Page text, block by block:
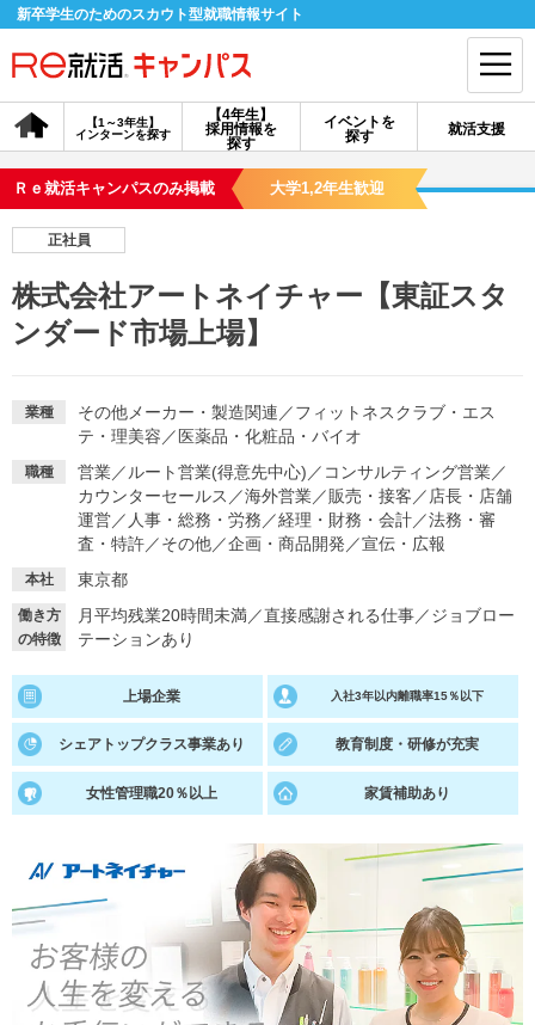
新卒学生のためのスカウト型就職情報サイト
【4年生】
採用情報を
探す
【1～3年生】
インターンを探す
イベントを
探す
就活支援
会員登録 ログイン
会員ID・パスワードを忘れた方はこちら
探す
【4年生】
【4年生】
イベントを探す スカウト
就活ノウハウ・サポート
就活支援
就活ノウハウが満載！ お役立ち記事・相談室など
あなたに合う仕事を診断！ 動画で対策講座をチェック
就活ニュースペーパー
就活時事ニュースを更新
よくある質問
不明点があればこちら
Ｒｅ就活キャンパスのみ掲載 大学1,2年生歓迎
正社員
株式会社アートネイチャー【東証スタ
ンダード市場上場】
業種 その他メーカー・製造関連 ／フィットネスクラブ・エス
テ・理美容 ／ 医薬品・化粧品・バイオ
職種 営業／ ルート営業(得意先中心) ／ コンサルティング営業／
カウンターセールス ／海外営業／販売・接客 ／ 店長・店舗
運営／ 人事・総務・労務 ／経理・財務・会計／法務・審
査・特許／その他／企画・商品開発 ／宣伝・広報
本社 東京都
働き方
の特徴
月平均残業20時間未満／直接感謝される仕事／ジョブロー
テーションあり
上場企業 入社3年以内離職率15％以下
シェアトップクラス事業あり 教育制度・研修が充実
女性管理職20％以上 家賃補助あり